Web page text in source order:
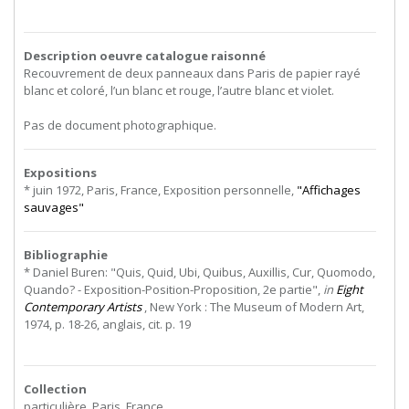
Description oeuvre catalogue raisonné
Recouvrement de deux panneaux dans Paris de papier rayé
blanc et coloré, l’un blanc et rouge, l’autre blanc et violet.
Pas de document photographique.
Expositions
* juin 1972, Paris, France, Exposition personnelle, "Affichages
sauvages"
Bibliographie
* Daniel Buren: "Quis, Quid, Ubi, Quibus, Auxillis, Cur, Quomodo,
Quando? - Exposition-Position-Proposition, 2e partie", in Eight
Contemporary Artists, New York : The Museum of Modern Art,
1974, p. 18-26, anglais, cit. p. 19
Collection